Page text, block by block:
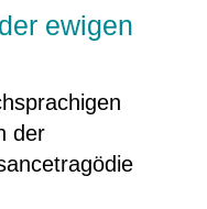
ewigen
der